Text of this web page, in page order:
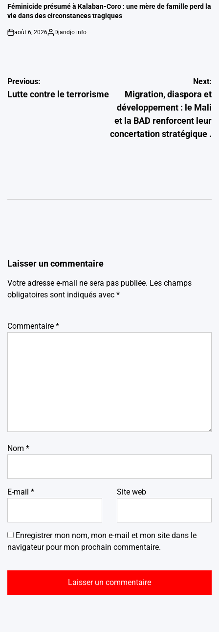
IN
Féminicide présumé à Kalaban-Coro : une mère de famille perd la
vie dans des circonstances tragiques
on
août 6, 2026
Posted
Djandjo info
Navigation
de
Previous:
Lutte contre le terrorisme
Next:
Migration, diaspora et
développement : le Mali
et la BAD renforcent leur
concertation stratégique .
Laisser un commentaire
Votre adresse e-mail ne sera pas publiée. Les champs
obligatoires sont indiqués avec *
Commentaire *
Nom *
E-mail * Site web
Enregistrer mon nom, mon e-mail et mon site dans le
navigateur pour mon prochain commentaire.